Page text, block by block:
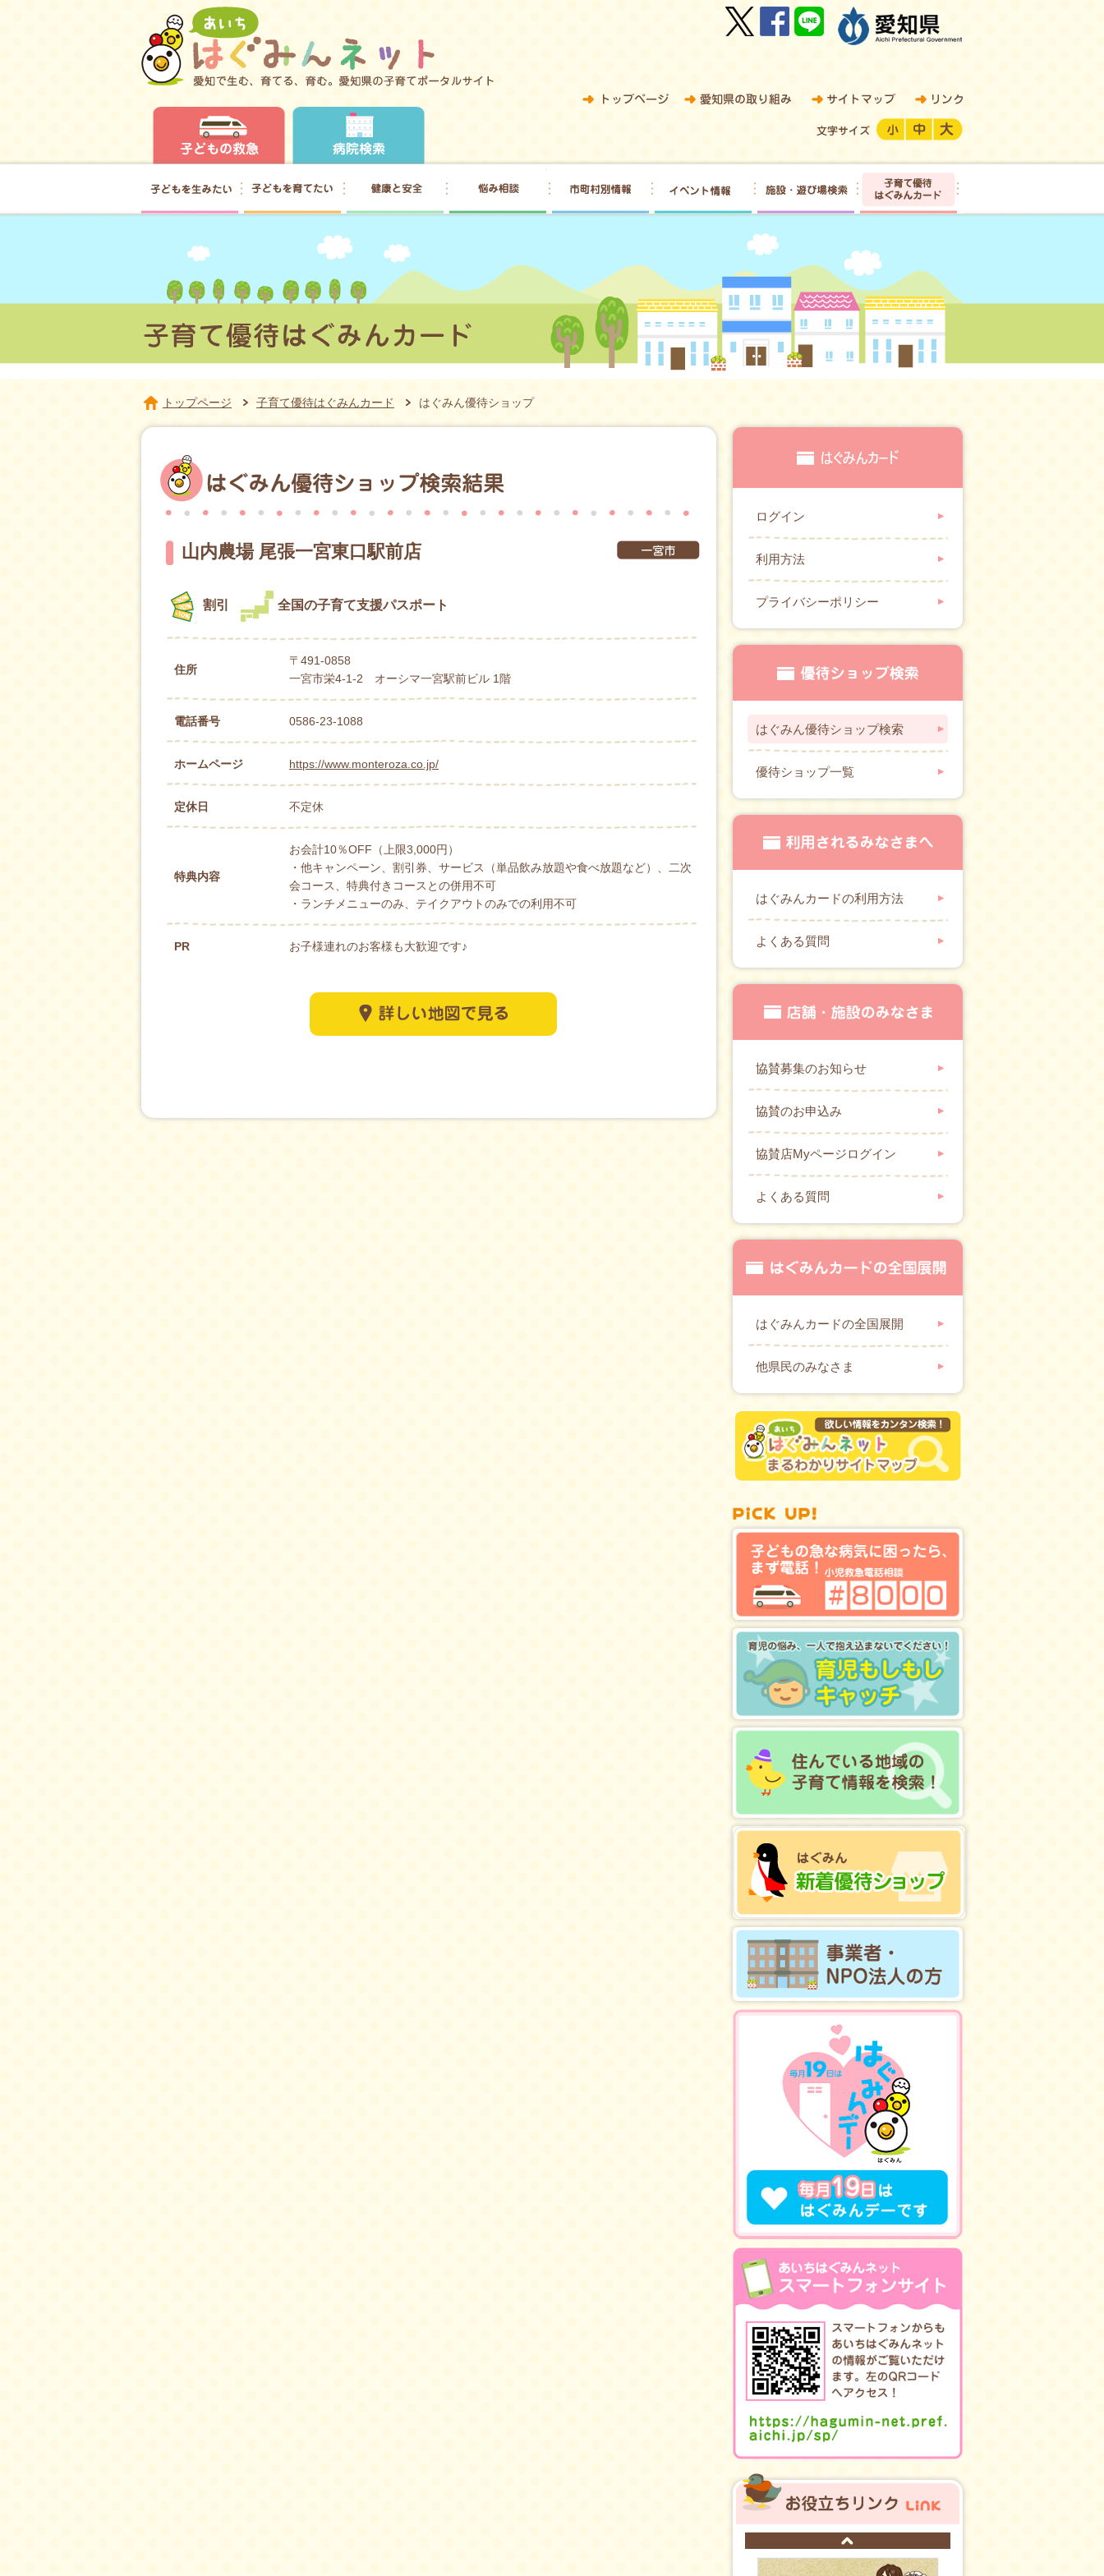
Twitter FacebookLINEで送る
子どもの救急
トップページ 愛知県の取り組み サイトマップリンク
文字サイズ
小 中
子育て優待はぐみんカード
トップページ 子育て優待はぐみんカード はぐみん優待ショップ
山内農場 尾張一宮東口駅前店
割引 全国の子育て支援パスポート
住所
〒491-0858
一宮市栄4-1-2 オーシマ一宮駅前ビル 1階
電話番号 0586-23-1088
ホームページ https://www.monteroza.co.jp/
定休日 不定休
特典内容
お会計10％OFF（上限3,000円）
・他キャンペーン、割引券、サービス（単品飲み放題や食べ放題など）、二次
会コース、特典付きコースとの併用不可
・ランチメニューのみ、テイクアウトのみでの利用不可
PR お子様連れのお客様も大歓迎です♪
詳しい地図で見る
ログイン
利用方法
プライバシーポリシー
はぐみん優待ショップ検索
優待ショップ一覧
はぐみんカードの利用方法
よくある質問
協賛募集のお知らせ
協賛のお申込み
協賛店Myページログイン
よくある質問
はぐみんカードの全国展開
他県民のみなさま